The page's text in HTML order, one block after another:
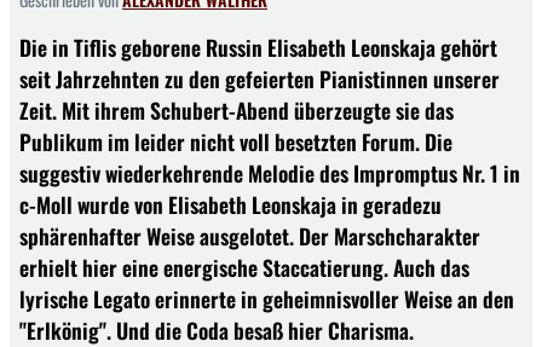
Die in Tiflis geborene Russin Elisabeth Leonskaja gehört
seit Jahrzehnten zu den gefeierten Pianistinnen unserer
Zeit. Mit ihrem Schubert-Abend überzeugte sie das
Publikum im leider nicht voll besetzten Forum. Die
suggestiv wiederkehrende Melodie des Impromptus Nr. 1 in
c-Moll wurde von Elisabeth Leonskaja in geradezu
sphärenhafter Weise ausgelotet. Der Marschcharakter
erhielt hier eine energische Staccatierung. Auch das
lyrische Legato erinnerte in geheimnisvoller Weise an den
"Erlkönig". Und die Coda besaß hier Charisma.